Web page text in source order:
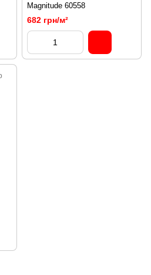
Magnitude 60558
682 грн/м²